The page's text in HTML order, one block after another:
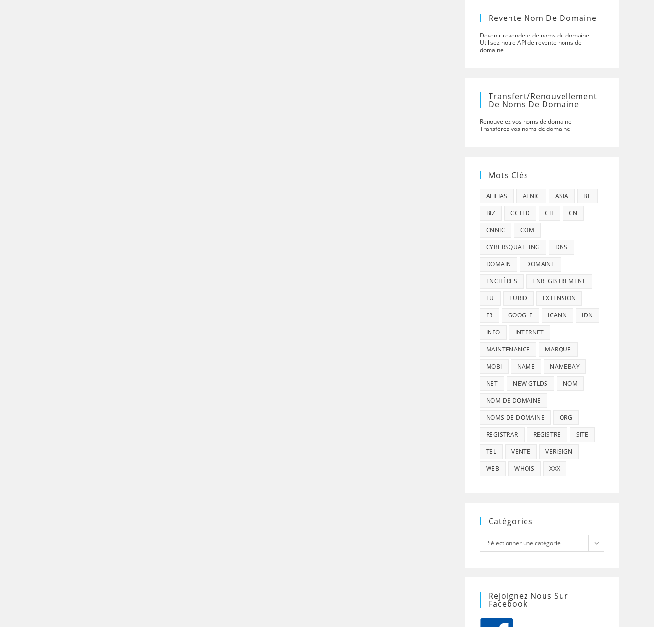
Revente Nom De Domaine
Devenir revendeur de noms de domaine
Utilisez notre API de revente noms de
domaine
Transfert/renouvellement
De Noms De Domaine
Renouvelez vos noms de domaine
Transférez vos noms de domaine
Mots Clés
AFILIAS AFNIC ASIA BE
BIZ CCTLD CH CN
CNNIC COM
CYBERSQUATTING DNS
DOMAIN DOMAINE
ENCHÈRES ENREGISTREMENT
EU EURID EXTENSION
FR GOOGLE ICANN IDN
INFO INTERNET
MAINTENANCE MARQUE
MOBI NAME NAMEBAY
NET NEW GTLDS NOM
NOM DE DOMAINE
NOMS DE DOMAINE ORG
REGISTRAR REGISTRE SITE
TEL VENTE VERISIGN
WEB WHOIS XXX
Catégories
Catégories
Sélectionner une catégorie
Rejoignez Nous Sur
Facebook